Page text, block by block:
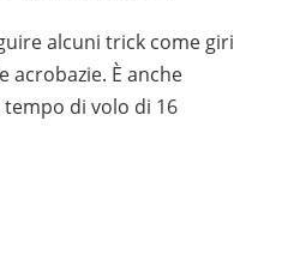
alcuni trick come giri
È anche
di volo di 16